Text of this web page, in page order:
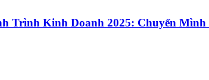
Trình Kinh Doanh 2025: Chuyển